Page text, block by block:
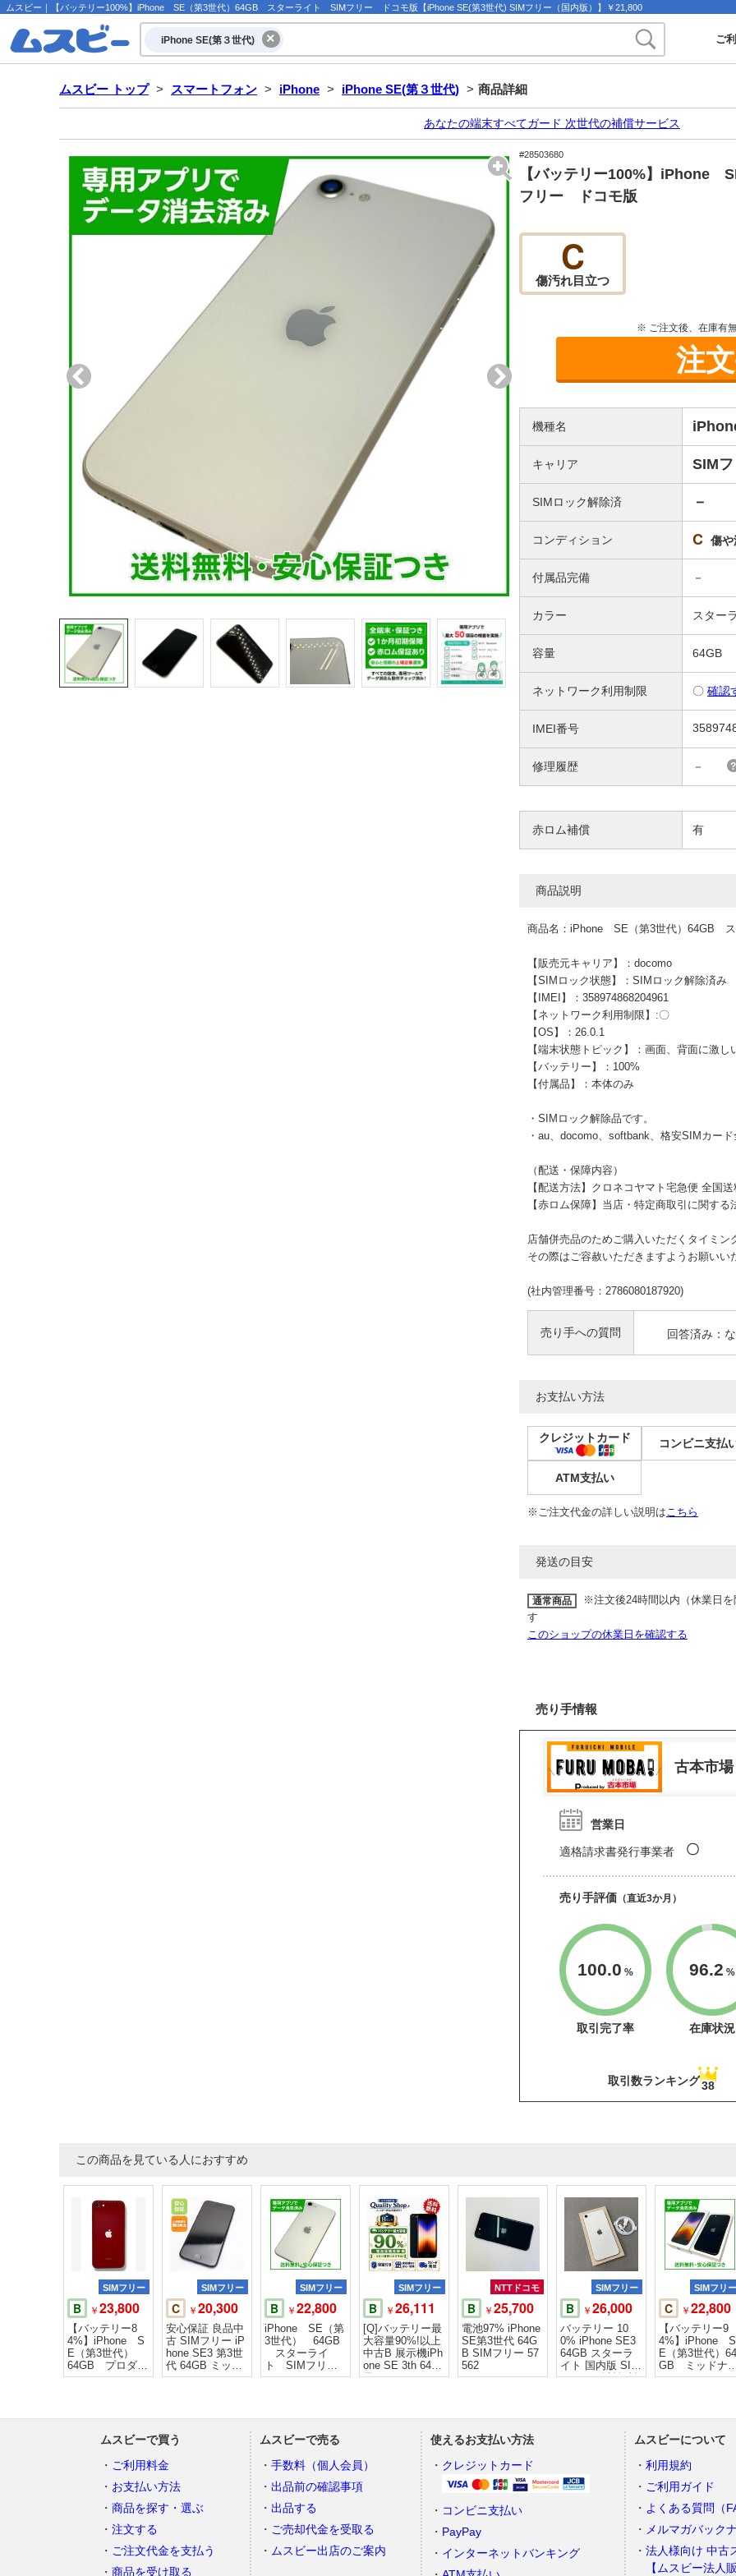
ムスビー｜【バッテリー100%】iPhone SE（第3世代）64GB スターライト SIMフリー ドコモ版【iPhone SE(第3世代) SIMフリー（国内版）】￥21,800
iPhone SE(第３世代) ご
ムスビー トップ > スマートフォン > iPhone > iPhone SE(第３世代) > 商品詳細
あなたの端末すべてガード 次世代の補償サービス
#28503680
【バッテリー100%】iPhone
フリー ドコモ版
C
傷汚れ目立つ
※ ご注文後、在庫有
注
機種名
キャリア SIMフ
SIMロック解除済 －
コンディション C 傷や
付属品完備 －
カラー スター
容量 64GB
ネットワーク利用制限 〇 確認
IMEI番号
修理履歴 － ?
赤ロム補償 有
商品説明
商品名：iPhone SE（第3世代）64GB
【販売元キャリア】：docomo
【SIMロック状態】：SIMロック解除済み
【IMEI】：358974868204961
【ネットワーク利用制限】:〇
【OS】：26.0.1
【端末状態トピック】：画面、背面に激し
【バッテリー】：100%
【付属品】：本体のみ
・SIMロック解除品です。
・au、docomo、softbank、格安SIMカード
（配送・保障内容）
【配送方法】クロネコヤマト宅急便 全国
【赤ロム保障】当店・特定商取引に関す
店舗併売品のためご購入いただくタイミン
その際はご容赦いただきますようお願いい
(社内管理番号：2786080187920)
売り手への質問 回答済み：
お支払い方法
クレジットカード コンビニ支払
ATM支払い
※ご注文代金の詳しい説明はこちら
発送の目安
通常商品
※注文後24時間以内（休業日
す
このショップの休業日を確認する
売り手情報
古本市
営業日
適格請求書発行事業者 〇
売り手評価 （直近3か月）
100.0 %
取引完了率
96.2 %
在庫状況
取引数ランキング38
この商品を見ている人におすすめ
SIMフリー
B ￥23,800
【バッテリー8
4%】iPhone S
E（第3世代）
64GB プロダク
トレッド ドコ
SIMフリー
C ￥20,300
安心保証 良品中
古 SIMフリー iP
hone SE3 第3世
代 64GB ミッド
ナイト
SIMフリー
B ￥22,800
iPhone SE（第
3世代） 64GB
スターライ
ト SIMフリ
ー ソフトバン
SIMフリー
B ￥26,111
[Q]バッテリー最
大容量90%!以上
中古B 展示機iPh
one SE 3th 64gb
黒
NTTドコモ
B ￥25,700
電池97% iPhone
SE第3世代 64G
B SIMフリー 57
562
SIMフリー
B ￥26,000
バッテリー 10
0% iPhone SE3
64GB スターラ
イト 国内版 SIM
フリー 送料無料
SIMフリー
C ￥22,800
【バッテリー9
4%】iPhone S
E（第3世代）64
GB ミッドナ
ト SIMフリ
ムスビーで買う
ご利用料金
お支払い方法
商品を探す・選ぶ
注文する
ご注文代金を支払う
商品を受け取る
ムスビーで売る
手数料（個人会員）
出品前の確認事項
出品する
ご売却代金を受取る
ムスビー出店のご案内
使えるお支払い方法
クレジットカード
コンビニ支払い
PayPay
インターネットバンキング
ムスビーについて
利用規約
ご利用ガイド
よくある質問（
メルマガバック
法人様向け 中古
【ムスビー法人